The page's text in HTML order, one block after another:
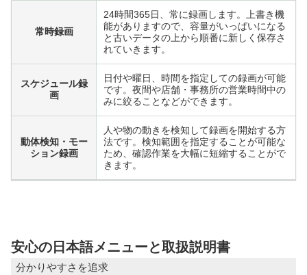
常時録画
24時間365日、常に録画します。上書き機
能がありますので、容量がいっぱいになる
と古いデータの上から順番に新しく保存さ
れていきます。
スケジュール録
画
日付や曜日、時間を指定しての録画が可能
です。夜間や店舗・事務所の営業時間中の
みに絞ることなどができます。
動体検知・モー
ション録画
人や物の動きを検知して録画を開始する方
法です。検知範囲を指定することが可能な
ため、確認作業を大幅に短縮することがで
きます。
安心の日本語メニューと取扱説明書
分かりやすさを追求